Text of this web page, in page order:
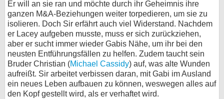
Er will an sie ran und möchte durch ihr Geheimnis ihre
ganzen M&A-Beziehungen weiter torpedieren, um sie zu
isolieren. Doch Sir erfährt auch viel Widerstand. Nachdem
er Lacey aufgeben musste, muss er sich zurückziehen,
aber er sucht immer wieder Gabis Nähe, um ihr bei den
neusten Entführungsfällen zu helfen. Zudem taucht sein
Bruder Christian (Michael Cassidy) auf, was alte Wunden
aufreißt. Sir arbeitet verbissen daran, mit Gabi im Ausland
ein neues Leben aufbauen zu können, weswegen alles auf
den Kopf gestellt wird, als er verhaftet wird.